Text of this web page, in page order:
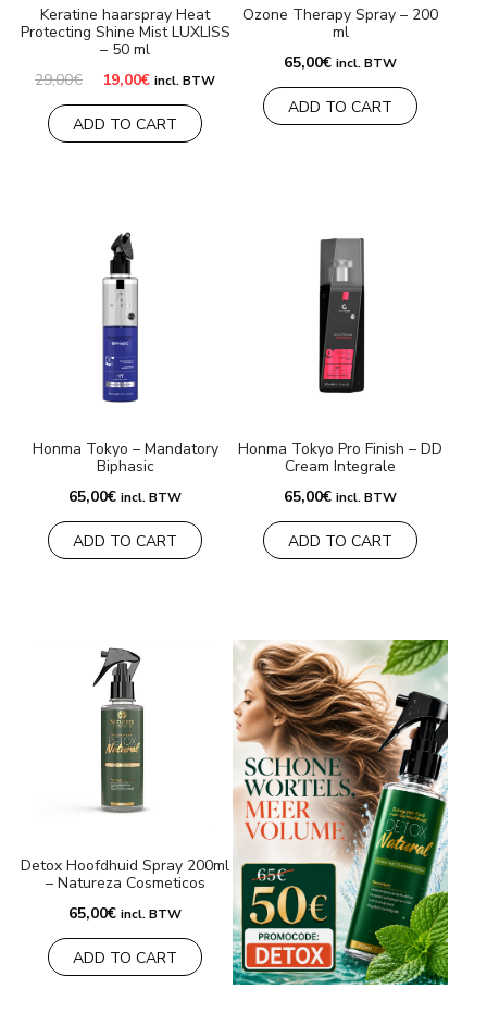
Keratine haarspray Heat
Protecting Shine Mist LUXLISS
– 50 ml
29,00€ Oorspronkelijke
was:
29,00€.
19,00€Huidige
is:
19,00€.
incl. BTW
ADD TO CART
Ozone Therapy Spray – 200
ml
65,00€ incl. BTW
ADD TO CART
Honma Tokyo – Mandatory
Biphasic
65,00€ incl. BTW
ADD TO CART
Honma Tokyo Pro Finish – DD
Cream Integrale
65,00€ incl. BTW
ADD TO CART
Detox Hoofdhuid Spray 200ml
– Natureza Cosmeticos
65,00€ incl. BTW
ADD TO CART